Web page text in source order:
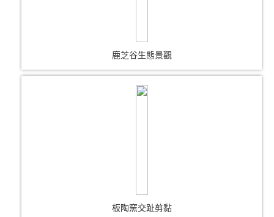
鹿芝谷生態景觀
板陶窯交趾剪黏